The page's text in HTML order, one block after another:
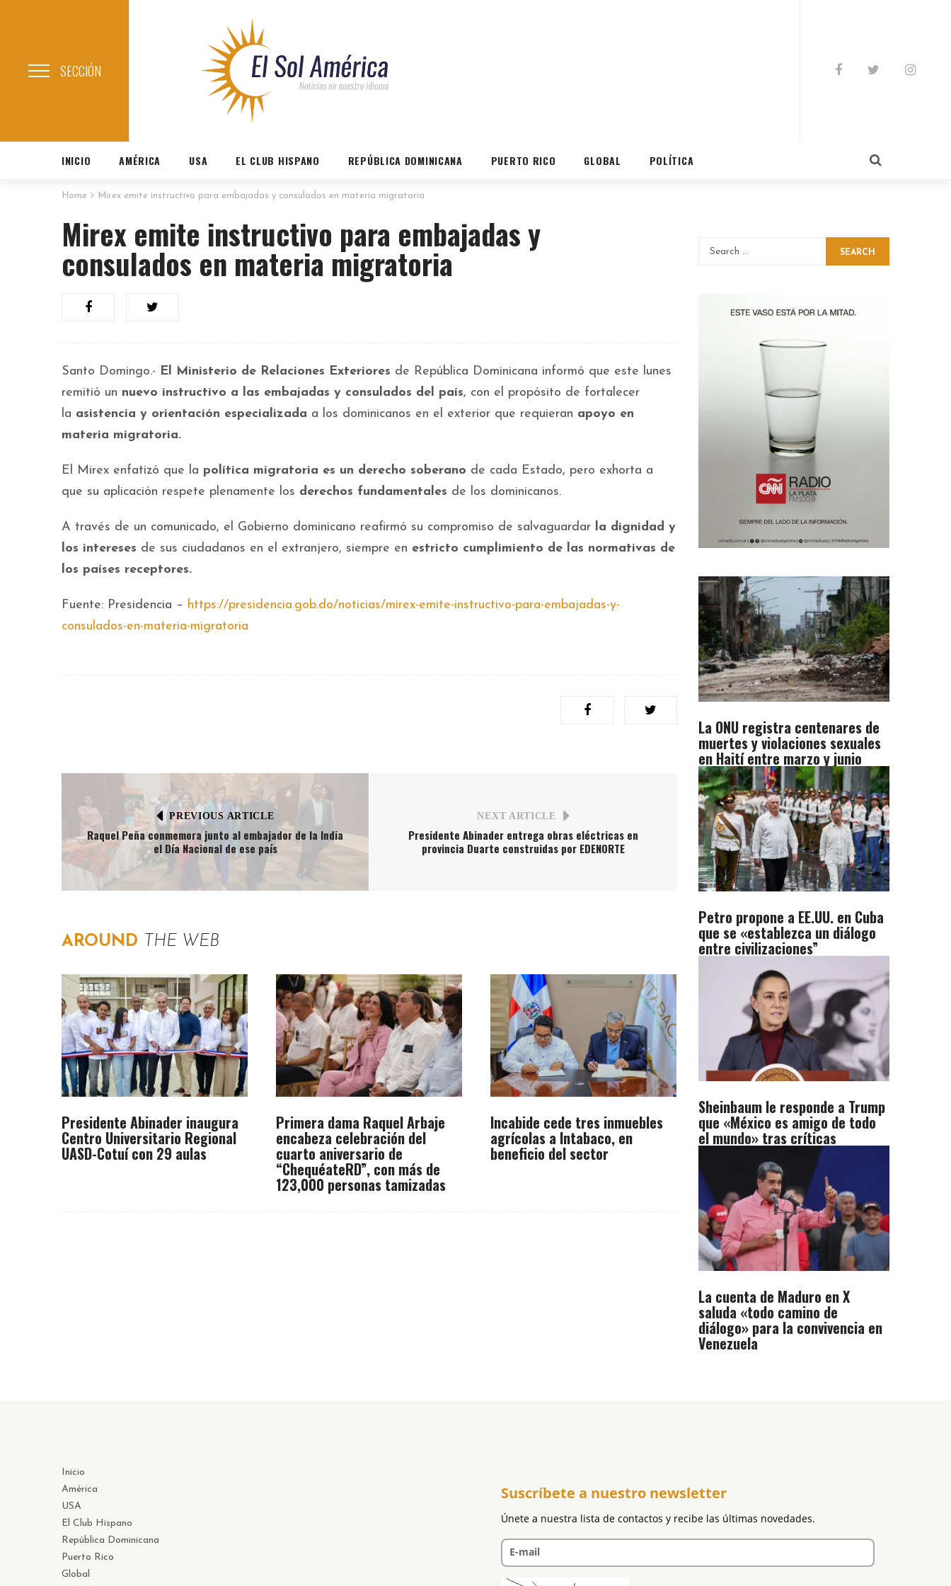
SECCIÓN
INICIO AMÉRICA USA EL CLUB HISPANO REPÚBLICA DOMINICANA PUERTO RICO GLOBAL POLÍTICA
Home Mirex emite instructivo para embajadas y consulados en materia migratoria
Mirex emite instructivo para embajadas y
consulados en materia migratoria
Santo Domingo.- El Ministerio de Relaciones Exteriores de República Dominicana informó que este lunes
remitió un nuevo instructivo a las embajadas y consulados del país, con el propósito de fortalecer
la asistencia y orientación especializada a los dominicanos en el exterior que requieran apoyo en
materia migratoria.
El Mirex enfatizó que la política migratoria es un derecho soberano de cada Estado, pero exhorta a
que su aplicación respete plenamente los derechos fundamentales de los dominicanos.
A través de un comunicado, el Gobierno dominicano reafirmó su compromiso de salvaguardar la dignidad y
los intereses de sus ciudadanos en el extranjero, siempre en estricto cumplimiento de las normativas de
los países receptores.
Fuente: Presidencia – https://presidencia.gob.do/noticias/mirex-emite-instructivo-para-embajadas-y-
consulados-en-materia-migratoria
PREVIOUS ARTICLE
Raquel Peña conmemora junto al embajador de la India
el Día Nacional de ese país
NEXT ARTICLE
Presidente Abinader entrega obras eléctricas en
provincia Duarte construidas por EDENORTE
AROUND THE WEB
Presidente Abinader inaugura
Centro Universitario Regional
UASD-Cotuí con 29 aulas
Primera dama Raquel Arbaje
encabeza celebración del
cuarto aniversario de
“ChequéateRD”, con más de
123,000 personas tamizadas
Incabide cede tres inmuebles
agrícolas a Intabaco, en
beneficio del sector
SEARCH
La ONU registra centenares de
muertes y violaciones sexuales
en Haití entre marzo y junio
Petro propone a EE.UU. en Cuba
que se «establezca un diálogo
entre civilizaciones”
Sheinbaum le responde a Trump
que «México es amigo de todo
el mundo» tras críticas
La cuenta de Maduro en X
saluda «todo camino de
diálogo» para la convivencia en
Venezuela
Inicio
América
USA
El Club Hispano
República Dominicana
Puerto Rico
Global
Suscríbete a nuestro newsletter
Únete a nuestra lista de contactos y recibe las últimas novedades.
E-mail